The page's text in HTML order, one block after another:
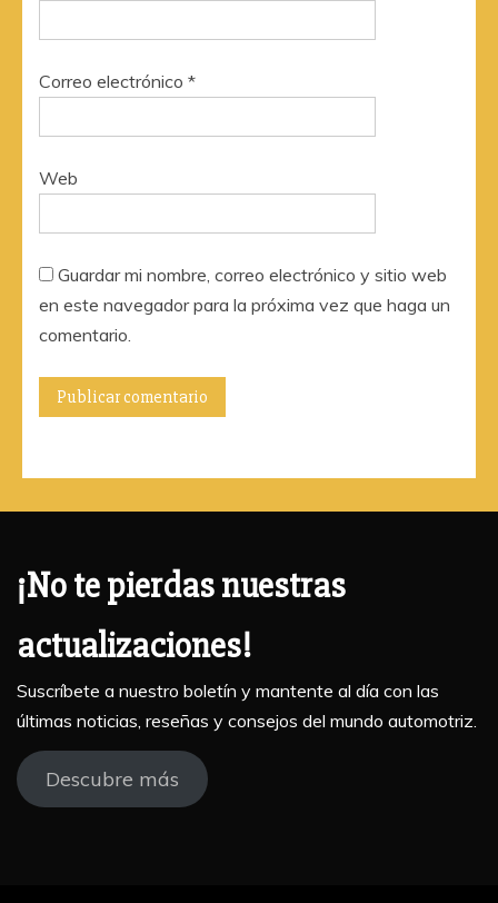
Correo electrónico *
Web
Guardar mi nombre, correo electrónico y sitio web
en este navegador para la próxima vez que haga un
comentario.
¡No te pierdas nuestras
actualizaciones!
Suscríbete a nuestro boletín y mantente al día con las
últimas noticias, reseñas y consejos del mundo automotriz.
Descubre más